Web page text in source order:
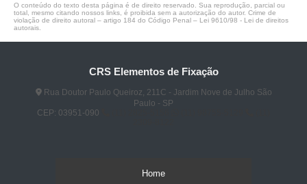
O conteúdo do texto desta página é de direito reservado. Sua reprodução, parcial ou
total, mesmo citando nossos links, é proibida sem a autorização do autor. Crime de
violação de direito autoral – artigo 184 do Código Penal – Lei 9610/98 - Lei de direitos
autorais
CRS Elementos de Fixação
Rua Doutor Paulo Queiroz, 211C - Jardim Nove de Julho São
Paulo - SP
CEP: 03951-090
Home